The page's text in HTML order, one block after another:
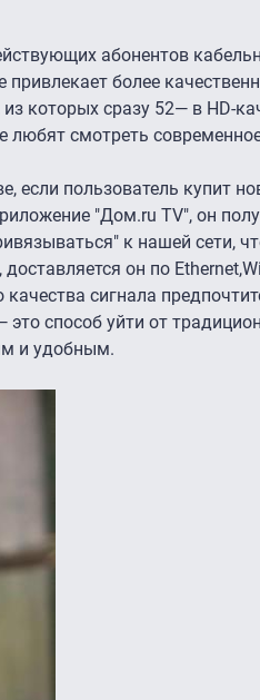
абонентов
более
которых сразу 52— в HD-
любят смотреть
пользователь купит
"Дом.ru TV", он
к нашей сети,
он по
сигнала
способ уйти от
и удобным.